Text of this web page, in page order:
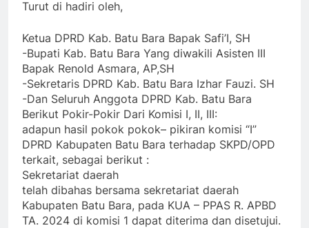
Turut di hadiri oleh,
Ketua DPRD Kab. Batu Bara Bapak Safi’I, SH
-Bupati Kab. Batu Bara Yang diwakili Asisten III
Bapak Renold Asmara, AP,SH
-Sekretaris DPRD Kab. Batu Bara Izhar Fauzi. SH
-Dan Seluruh Anggota DPRD Kab. Batu Bara
Berikut Pokir-Pokir Dari Komisi I, II, III:
adapun hasil pokok pokok– pikiran komisi “I”
DPRD Kabupaten Batu Bara terhadap SKPD/OPD
terkait, sebagai berikut :
Sekretariat daerah
telah dibahas bersama sekretariat daerah
Kabupaten Batu Bara, pada KUA – PPAS R. APBD
TA. 2024 di komisi 1 dapat diterima dan disetujui.